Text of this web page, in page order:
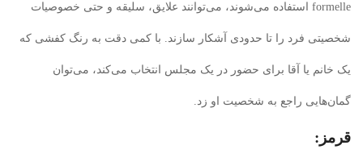
formelle استفاده می‌شوند، می‌توانند علایق، سلیقه و حتی خصوصیات
شخصیتی فرد را تا حدودی آشکار سازند. با کمی دقت به رنگ کفشی که
یک خانم یا آقا برای حضور در یک مجلس انتخاب می‌کند، می‌توان
گمان‌هایی راجع به شخصیت او زد.
قرمز: